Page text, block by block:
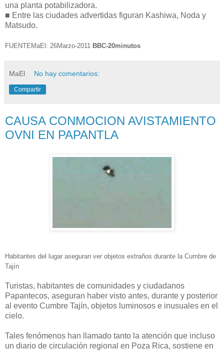
una planta potabilizadora.
■ Entre las ciudades advertidas figuran Kashiwa, Noda y
Matsudo.
FUENTEMaEl: 26Marzo-2011 BBC-20minutos
MaEl No hay comentarios:
Compartir
CAUSA CONMOCION AVISTAMIENTO
OVNI EN PAPANTLA
Habitantes del lugar aseguran ver objetos extraños durante la Cumbre de
Tajín
Turistas, habitantes de comunidades y ciudadanos
Papantecos, aseguran haber visto antes, durante y posterior
al evento Cumbre Tajín, objetos luminosos e inusuales en el
cielo.
Tales fenómenos han llamado tanto la atención que incluso
un diario de circulación regional en Poza Rica, sostiene en